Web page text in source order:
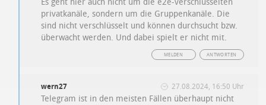
Es geht hier auch nicht um die e2e-verschlüsselten
privatkanäle, sondern um die Gruppenkanäle. Die
sind nicht verschlüsselt und können durchsucht bzw.
überwacht werden. Und dabei spielt er nicht mit.
ANTWORTEN
MELDEN
wern27 27.08.2024, 16:50 Uhr
Telegram ist in den meisten Fällen überhaupt nicht